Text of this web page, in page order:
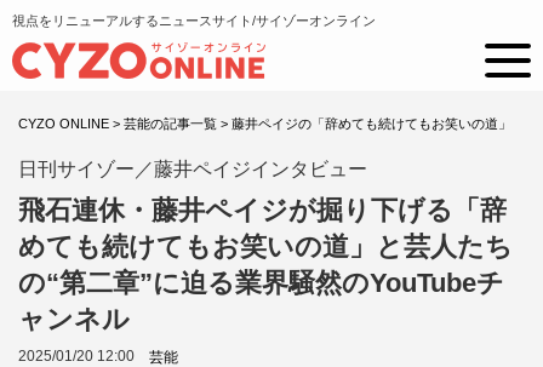
視点をリニューアルするニュースサイト/サイゾーオンライン
CYZO ONLINE > 芸能の記事一覧 > 藤井ペイジの「辞めても続けてもお笑いの道」
日刊サイゾー／藤井ペイジインタビュー
飛石連休・藤井ペイジが掘り下げる「辞
めても続けてもお笑いの道」と芸人たち
の“第二章”に迫る業界騒然のYouTubeチ
ャンネル
2025/01/20 12:00 芸能